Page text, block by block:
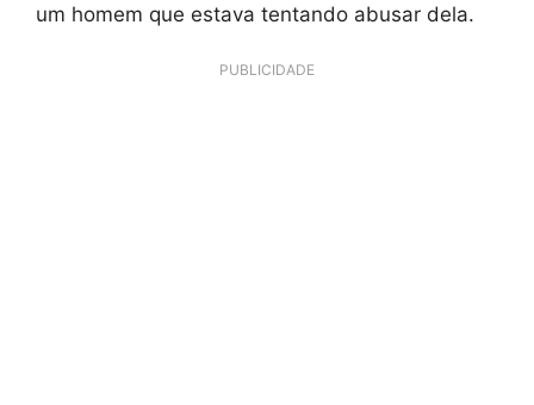
um homem que estava tentando abusar dela.
PUBLICIDADE